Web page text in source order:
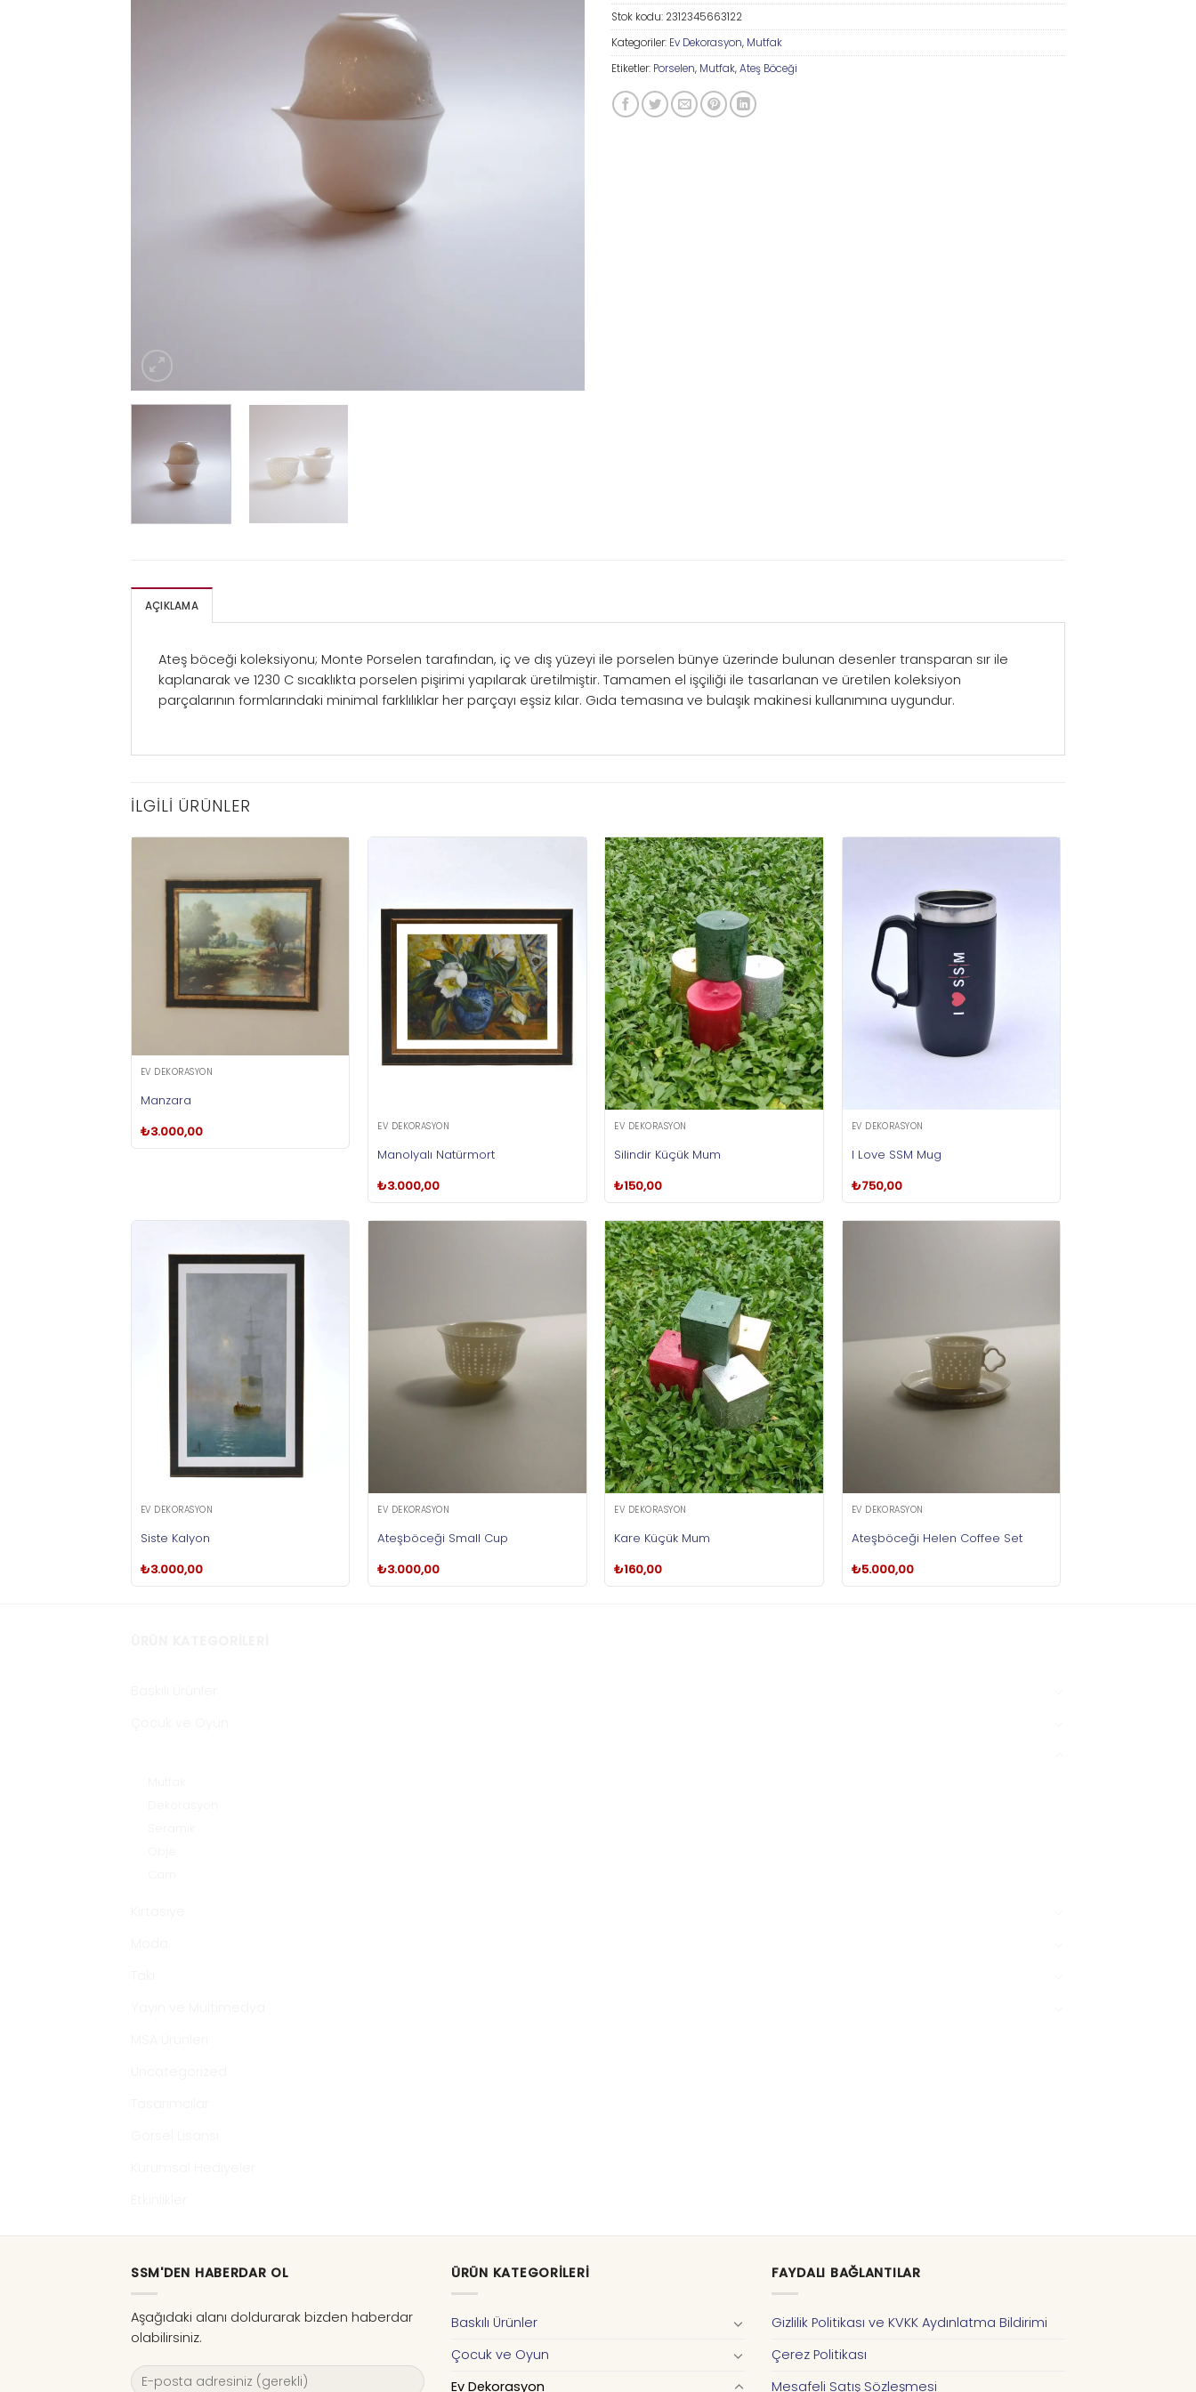
Stok kodu: 2312345663122
Kategoriler: Ev Dekorasyon, Mutfak
Etiketler: Porselen, Mutfak,Ateş Böceği
AÇIKLAMA
Ateş böceği koleksiyonu; Monte Porselen tarafından, iç ve dış yüzeyi ile porselen bünye üzerinde bulunan desenler transparan sır ile
kaplanarak ve 1230 C sıcaklıkta porselen pişirimi yapılarak üretilmiştir. Tamamen el işçiliği ile tasarlanan ve üretilen koleksiyon
parçalarının formlarındaki minimal farklılıklar her parçayı eşsiz kılar. Gıda temasına ve bulaşık makinesi kullanımına uygundur.
İLGILI ÜRÜNLER
EV DEKORASYON
Manzara
₺3.000,00 EV DEKORASYON
Manolyalı Natürmort
₺3.000,00
EV DEKORASYON
Silindir Küçük Mum
₺150,00
EV DEKORASYON
I Love SSM Mug
₺750,00
EV DEKORASYON
Siste Kalyon
₺3.000,00
EV DEKORASYON
Ateşböceği Small Cup
₺3.000,00
EV DEKORASYON
Kare Küçük Mum
₺160,00
EV DEKORASYON
Ateşböceği Helen Coffee Set
₺5.000,00
SSM'DEN HABERDAR OL
Aşağıdaki alanı doldurarak bizden haberdar
olabilirsiniz.
ÜRÜN KATEGORILERI
Baskılı Ürünler
Çocuk ve Oyun
Ev Dekorasyon
FAYDALI BAĞLANTILAR
Gizlilik Politikası ve KVKK Aydınlatma Bildirimi
Çerez Politikası
Mesafeli Satış Sözleşmesi